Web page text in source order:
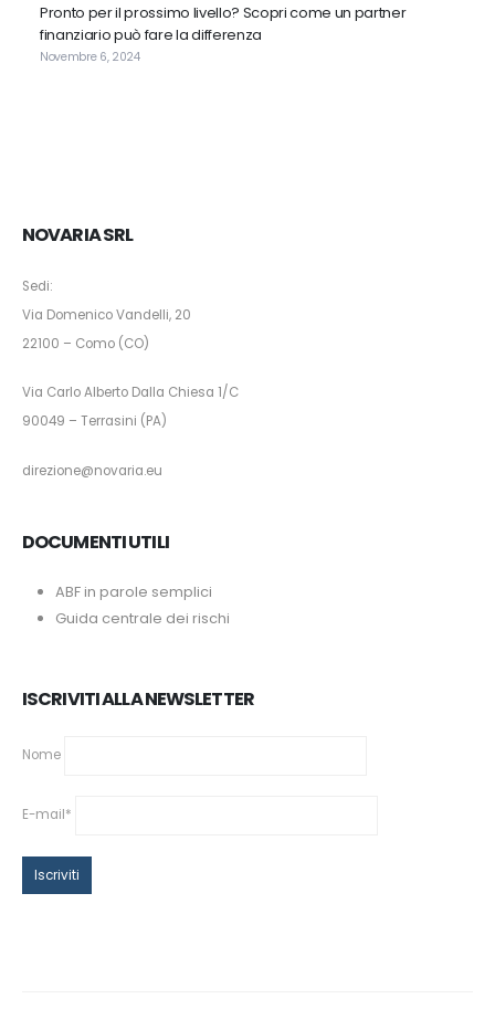
Pronto per il prossimo livello? Scopri come un partner
finanziario può fare la differenza
Novembre 6, 2024
NOVARIA SRL
Sedi:
Via Domenico Vandelli, 20
22100 – Como (CO)
Via Carlo Alberto Dalla Chiesa 1/C
90049 – Terrasini (PA)
direzione@novaria.eu
DOCUMENTI UTILI
ABF in parole semplici
Guida centrale dei rischi
ISCRIVITI ALLA NEWSLETTER
Nome
E-mail*